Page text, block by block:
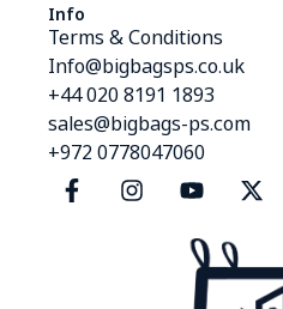
Info
Terms & Conditions
Info@bigbagsps.co.uk
+44 020 8191 1893
sales@bigbags-ps.com
+972 0778047060